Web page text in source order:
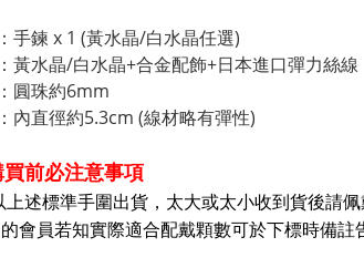
手鍊 x 1 (黃水晶/白水晶任選)
黃水晶/白水晶+合金配飾+日本進口彈力絲線
圓珠約6mm
內直徑約5.3cm (線材略有彈性)
前必注意事項
上述標準手圍出貨，太大或太小收到貨後請佩
會員若知實際適合配戴顆數可於下標時備註